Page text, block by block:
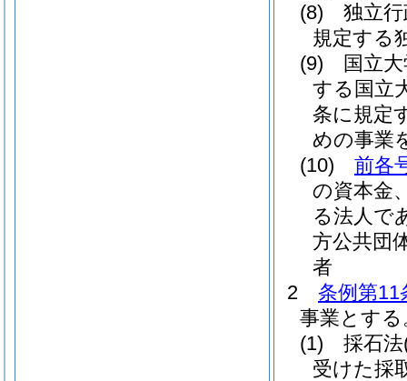
(8)
独立
規定する
(9)
国立
する国立
条に規定
めの事業
(10)
前各
の資本金
る法人で
方公共団
者
2
条例第11
事業とする
(1)
採石法
受けた採